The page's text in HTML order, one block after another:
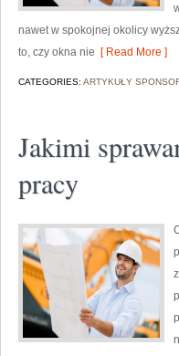
nawet w spokojnej okolicy
to, czy okna nie [ Read More ]
CATEGORIES: ARTYKUŁY
Jakimi
pracy